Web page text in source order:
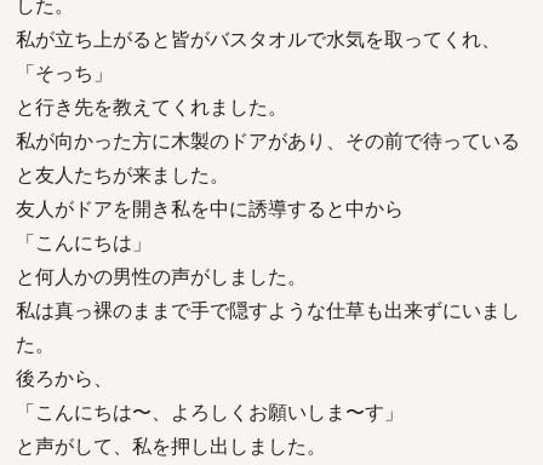
私が立ち上がると皆がバスタオルで水気を取ってくれ、
「そっち」
と行き先を教えてくれました。
私が向かった方に木製のドアがあり、その前で待っている
と友人たちが来ました。
友人がドアを開き私を中に誘導すると中から
「こんにちは」
と何人かの男性の声がしました。
私は真っ裸のままで手で隠すような仕草も出来ずにいまし
た。
後ろから、
「こんにちは〜、よろしくお願いしま〜す」
と声がして、私を押し出しました。